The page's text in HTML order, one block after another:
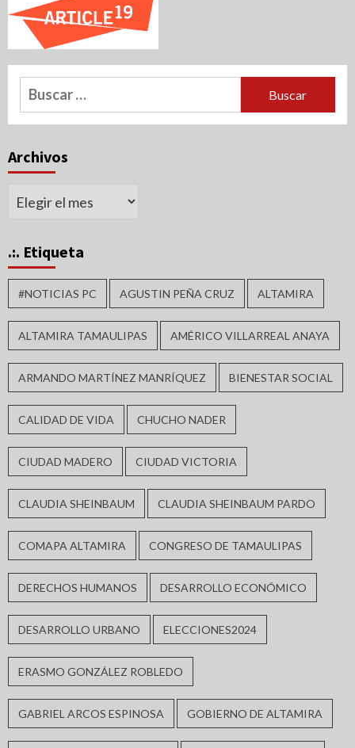
Buscar:
Archivos
Archivos
.:. Etiqueta
#NOTICIAS PC AGUSTIN PEÑA CRUZ ALTAMIRA
ALTAMIRA TAMAULIPAS AMÉRICO VILLARREAL ANAYA
ARMANDO MARTÍNEZ MANRÍQUEZ BIENESTAR SOCIAL
CALIDAD DE VIDA CHUCHO NADER
CIUDAD MADERO CIUDAD VICTORIA
CLAUDIA SHEINBAUM CLAUDIA SHEINBAUM PARDO
COMAPA ALTAMIRA CONGRESO DE TAMAULIPAS
DERECHOS HUMANOS DESARROLLO ECONÓMICO
DESARROLLO URBANO ELECCIONES2024
ERASMO GONZÁLEZ ROBLEDO
GABRIEL ARCOS ESPINOSA GOBIERNO DE ALTAMIRA